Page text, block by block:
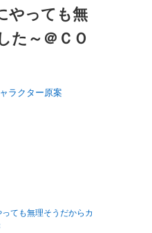
やっても無
た～＠ＣＯ
ラクター原案
ても無理そうだからカ